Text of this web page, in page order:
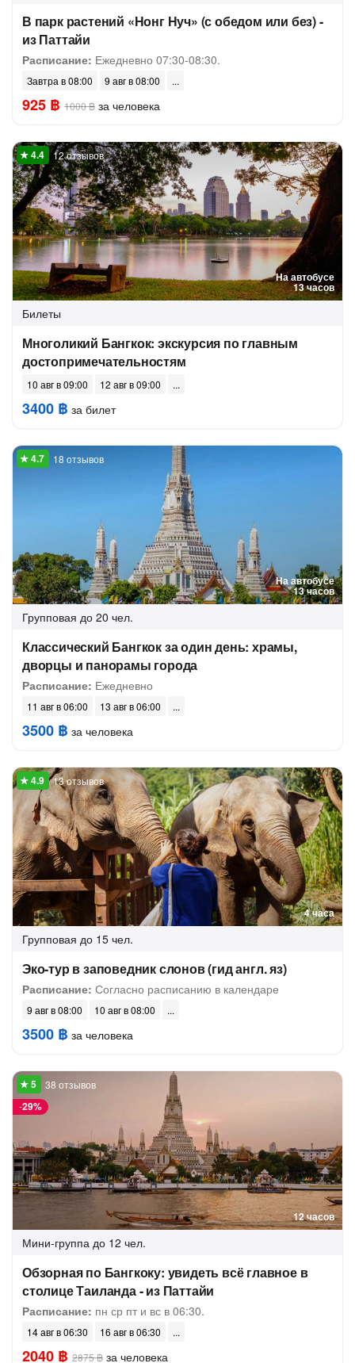
В парк растений «Нонг Нуч» (с обедом или без) -
из Паттайи
Расписание: Ежедневно 07:30-08:30.
Завтра в 08:00 9 авг в 08:00
925 ฿ 1000 ฿ за человека
На автобусе
13 часов
12 отзывов
Билеты
Многоликий Бангкок: экскурсия по главным
достопримечательностям
10 авг в 09:00 12 авг в 09:00
3400 ฿ за билет
На автобусе
13 часов
18 отзывов
Групповая до 20 чел.
Классический Бангкок за один день: храмы,
дворцы и панорамы города
Расписание: Ежедневно
11 авг в 06:00 13 авг в 06:00
3500 ฿ за человека
4 часа
13 отзывов
Групповая до 15 чел.
Эко-тур в заповедник слонов (гид англ. яз)
Расписание: Согласно расписанию в календаре
9 авг в 08:00 10 авг в 08:00
3500 ฿ за человека
12 часов
-29%
38 отзывов
Мини-группа до 12 чел.
Обзорная по Бангкоку: увидеть всё главное в
столице Таиланда - из Паттайи
Расписание: пн ср пт и вс в 06:30.
14 авг в 06:30 16 авг в 06:30
2040 ฿ 2875 ฿ за человека